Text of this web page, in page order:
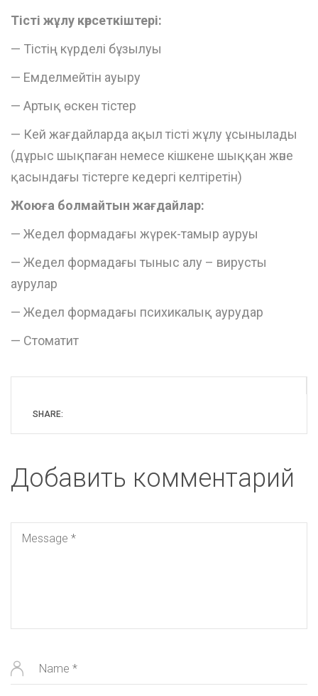
Тісті жұлу көрсеткіштері:
— Тістің күрделі бұзылуы
— Емделмейтін ауыру
— Артық өскен тістер
— Кей жағдайларда ақыл тісті жұлу ұсынылады
(дұрыс шықпаған немесе кішкене шыққан және
қасындағы тістерге кедергі келтіретін)
Жоюға болмайтын жағдайлар:
— Жедел формадағы жүрек-тамыр ауруы
— Жедел формадағы тыныс алу – вирусты
аурулар
— Жедел формадағы психикалық аурудар
— Стоматит
SHARE:
Добавить комментарий